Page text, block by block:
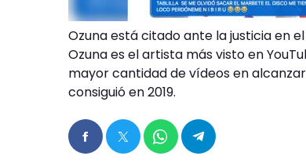
Ozuna está citado ante la justicia en
Ozuna es el artista más visto en
mayor cantidad de vídeos en
consiguió en 2019.